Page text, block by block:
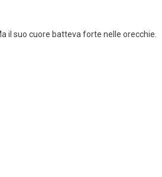
il suo cuore batteva forte nelle orecchie.